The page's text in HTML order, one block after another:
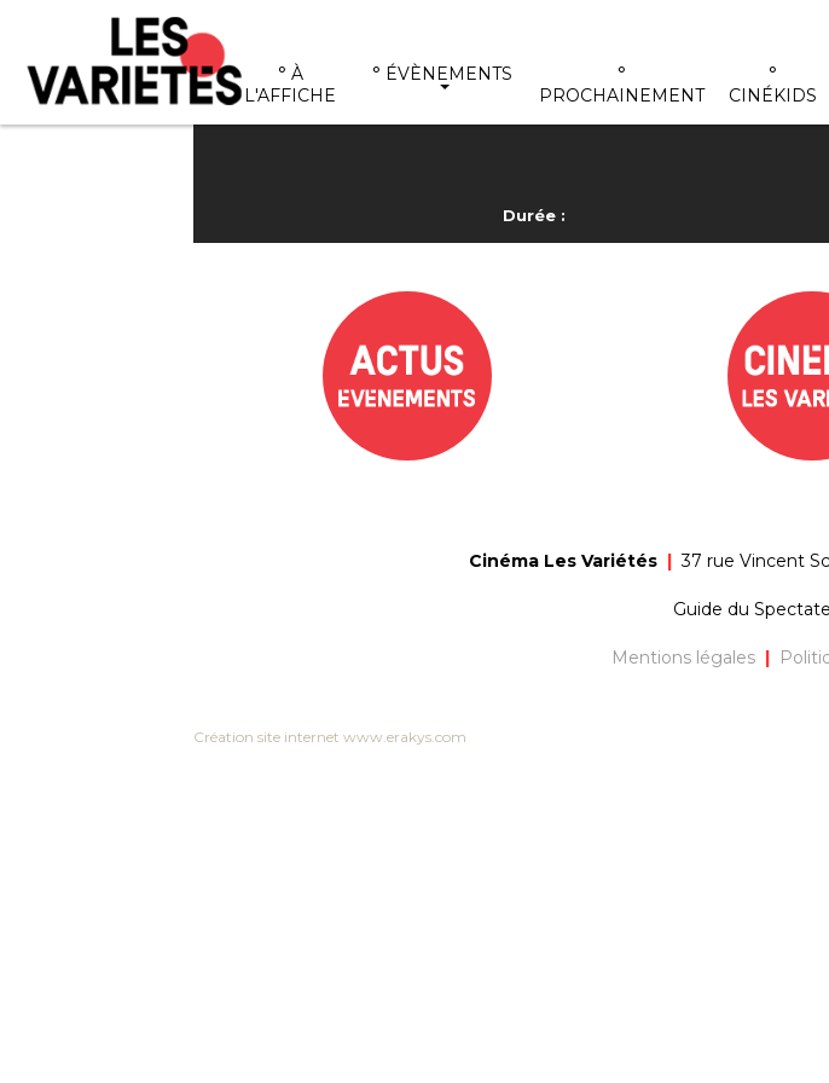
° À
L'AFFICHE
° ÉVÈNEMENTS
°
PROCHAINEMENT
°
CINÉKIDS
Durée :
Cinéma Les Variétés | 37 rue Vincent
Guide du
Mentions légales |
Création site internet www.erakys.com